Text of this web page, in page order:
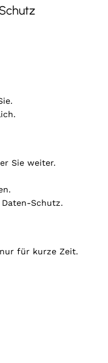
Sie weiter.
Schutz.
für kurze Zeit.